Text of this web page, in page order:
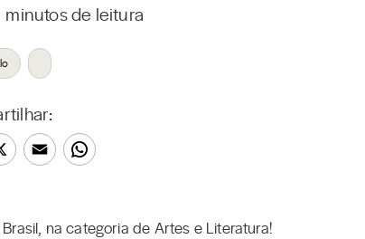
minutos de leitura
na categoria de Artes e Literatura!